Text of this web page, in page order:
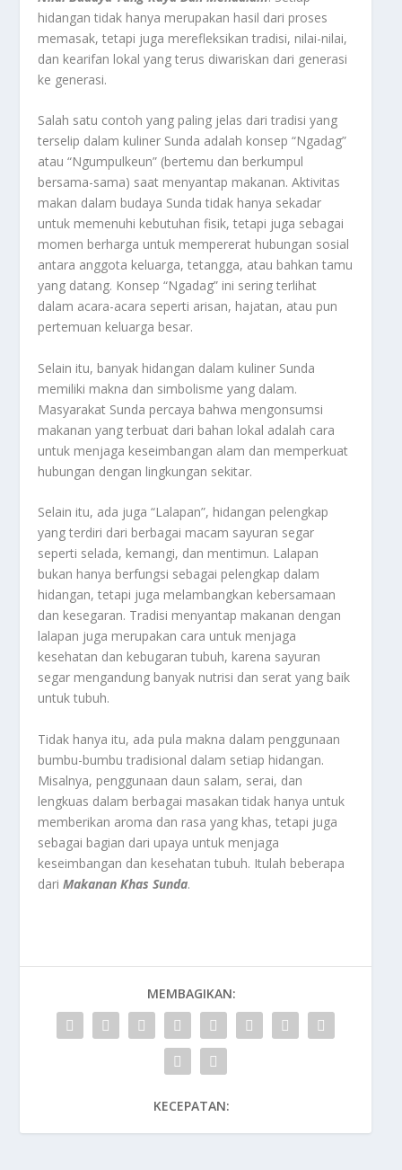
hidangan tidak hanya merupakan hasil dari proses
memasak, tetapi juga merefleksikan tradisi, nilai-nilai,
dan kearifan lokal yang terus diwariskan dari generasi
ke generasi.
Salah satu contoh yang paling jelas dari tradisi yang
terselip dalam kuliner Sunda adalah konsep “Ngadag”
atau “Ngumpulkeun” (bertemu dan berkumpul
bersama-sama) saat menyantap makanan. Aktivitas
makan dalam budaya Sunda tidak hanya sekadar
untuk memenuhi kebutuhan fisik, tetapi juga sebagai
momen berharga untuk mempererat hubungan sosial
antara anggota keluarga, tetangga, atau bahkan tamu
yang datang. Konsep “Ngadag” ini sering terlihat
dalam acara-acara seperti arisan, hajatan, atau pun
pertemuan keluarga besar.
Selain itu, banyak hidangan dalam kuliner Sunda
memiliki makna dan simbolisme yang dalam.
Masyarakat Sunda percaya bahwa mengonsumsi
makanan yang terbuat dari bahan lokal adalah cara
untuk menjaga keseimbangan alam dan memperkuat
hubungan dengan lingkungan sekitar.
Selain itu, ada juga “Lalapan”, hidangan pelengkap
yang terdiri dari berbagai macam sayuran segar
seperti selada, kemangi, dan mentimun. Lalapan
bukan hanya berfungsi sebagai pelengkap dalam
hidangan, tetapi juga melambangkan kebersamaan
dan kesegaran. Tradisi menyantap makanan dengan
lalapan juga merupakan cara untuk menjaga
kesehatan dan kebugaran tubuh, karena sayuran
segar mengandung banyak nutrisi dan serat yang baik
untuk tubuh.
Tidak hanya itu, ada pula makna dalam penggunaan
bumbu-bumbu tradisional dalam setiap hidangan.
Misalnya, penggunaan daun salam, serai, dan
lengkuas dalam berbagai masakan tidak hanya untuk
memberikan aroma dan rasa yang khas, tetapi juga
sebagai bagian dari upaya untuk menjaga
keseimbangan dan kesehatan tubuh. Itulah beberapa
dariMakanan Khas Sunda.
MEMBAGIKAN:
KECEPATAN: